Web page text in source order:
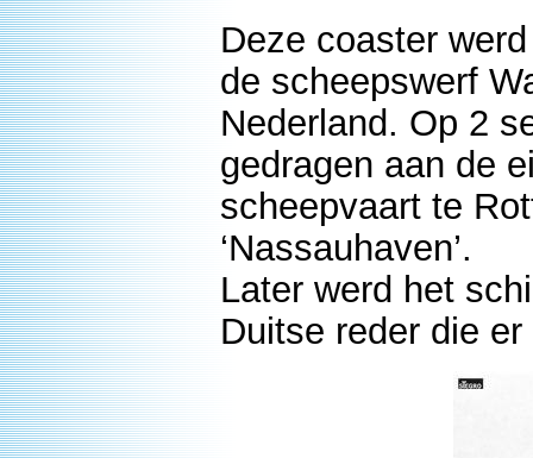
Deze coaster
de scheepswerf
Nederland. Op 2
gedragen aan de
scheepvaart te
‘Nassauhaven’.
Later werd het
Duitse reder die er